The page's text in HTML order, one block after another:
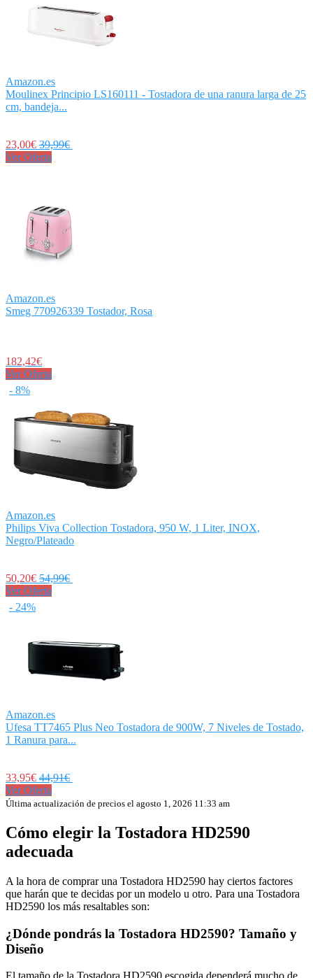
Amazon.es
Moulinex Principio LS160111 - Tostadora de una ranura larga de 25
cm, bandeja...
23,00€ 39,99€
Ver Oferta
Amazon.es
Smeg 770926339 Tostador, Rosa
182,42€
Ver Oferta
- 8%
Amazon.es
Philips Viva Collection Tostadora, 950 W, 1 Liter, INOX,
Negro/Plateado
50,20€ 54,99€
Ver Oferta
- 24%
Amazon.es
Ufesa TT7465 Plus Neo Tostadora de 900W, 7 Niveles de Tostado,
1 Ranura para...
33,95€ 44,91€
Ver Oferta
Última actualización de precios el agosto 1, 2026 11:33 am
Cómo elegir la Tostadora HD2590
adecuada
A la hora de comprar una Tostadora HD2590 hay ciertos factores
que harán que te decidas por un modelo u otro. Para una Tostadora
HD2590 los más resaltables son:
¿Dónde pondrás la Tostadora HD2590? Tamaño y
Diseño